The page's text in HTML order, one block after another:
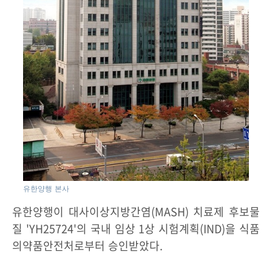
유한양행 본사
유한양행이 대사이상지방간염(MASH) 치료제 후보물
질 'YH25724'의 국내 임상 1상 시험계획(IND)을 식품
의약품안전처로부터 승인받았다.